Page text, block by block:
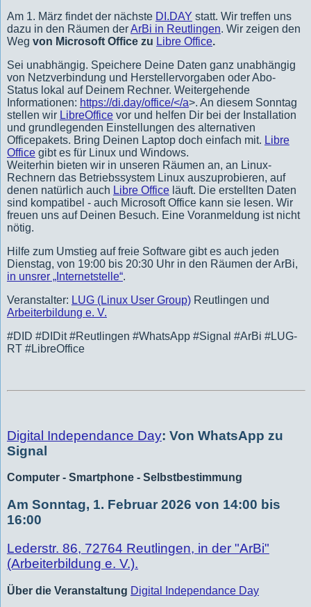
Am 1. März findet der nächste DI.DAY statt. Wir treffen uns
dazu in den Räumen derArBi in Reutlingen. Wir zeigen den
Weg von Microsoft Office zu Libre Office.
Sei unabhängig. Speichere Deine Daten ganz unabhängig
von Netzverbindung und Herstellervorgaben oder Abo-
Status lokal auf Deinem Rechner. Weitergehende
Informationen: https://di.day/office/</a>. An diesem Sonntag
stellen wir LibreOfficevor und helfen Dir bei der Installation
und grundlegenden Einstellungen des alternativen
Officepakets. Bring Deinen Laptop doch einfach mit. Libre
Officegibt es für Linux und Windows.
Weiterhin bieten wir in unseren Räumen an, an Linux-
Rechnern das Betriebssystem Linux auszuprobieren, auf
denen natürlich auch Libre Officeläuft. Die erstellten Daten
sind kompatibel - auch Microsoft Office kann sie lesen. Wir
freuen uns auf Deinen Besuch. Eine Voranmeldung ist nicht
nötig.
Hilfe zum Umstieg auf freie Software gibt es auch jeden
Dienstag, von 19:00 bis 20:30 Uhr in den Räumen der ArBi,
in unsrer „Internetstelle“.
Veranstalter: LUG (Linux User Group)Reutlingen und
Arbeiterbildung e. V.
#DID #DIDit #Reutlingen #WhatsApp #Signal #ArBi #LUG-
RT #LibreOffice
Digital Independance Day: Von WhatsApp zu
Signal
Computer - Smartphone - Selbstbestimmung
Am Sonntag, 1. Februar 2026 von 14:00 bis
16:00
Lederstr. 86, 72764 Reutlingen, in der "ArBi"
(Arbeiterbildung e. V.).
Über die Veranstaltung Digital Independance Day